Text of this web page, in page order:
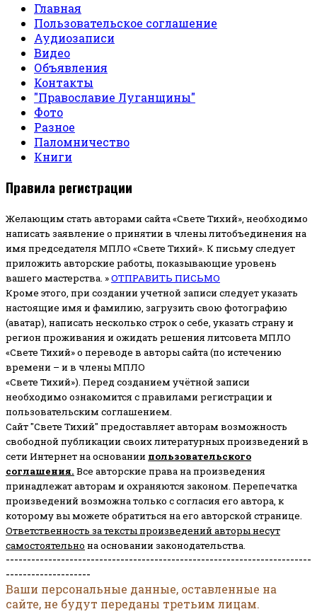
Главная
Пользовательское соглашение
Аудиозаписи
Видео
Объявления
Контакты
"Православие Луганщины"
Фото
Разное
Паломничество
Книги
Правила регистрации
Желающим стать авторами сайта «Свете Тихий», необходимо
написать заявление о принятии в члены литобъединения на
имя председателя МПЛО «Свете Тихий». К письму следует
приложить авторские работы, показывающие уровень
вашего мастерства. »ОТПРАВИТЬ ПИСЬМО
Кроме этого, при создании учетной записи следует указать
настоящие имя и фамилию, загрузить свою фотографию
(аватар), написать несколько строк о себе, указать страну и
регион проживания и ожидать решения литсовета МПЛО
«Свете Тихий» о переводе в авторы сайта (по истечению
времени – и в члены МПЛО
«Свете Тихий»). Перед созданием учётной записи
необходимо ознакомится с правилами регистрации и
пользовательским соглашением.
Сайт "Свете Тихий" предоставляет авторам возможность
свободной публикации своих литературных произведений в
сети Интернет на основании пользовательского
соглашения. Все авторские права на произведения
принадлежат авторам и охраняются законом. Перепечатка
произведений возможна только с согласия его автора, к
которому вы можете обратиться на его авторской странице.
Ответственность за тексты произведений авторы несут
самостоятельно на основании законодательства.
------------------------------------------------------------------------
--------------------
Ваши персональные данные, оставленные на
сайте, не будут переданы третьим лицам.